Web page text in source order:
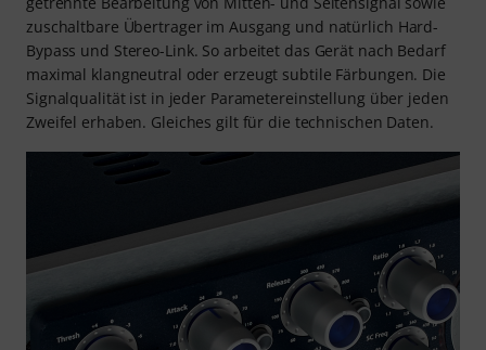
zuschaltbare Übertrager im Ausgang und natürlich Hard-
Bypass und Stereo-Link. So arbeitet das Gerät nach Bedarf
maximal klangneutral oder erzeugt subtile Färbungen. Die
Signalqualität ist in jeder Parametereinstellung über jeden
Zweifel erhaben. Gleiches gilt für die technischen Daten.